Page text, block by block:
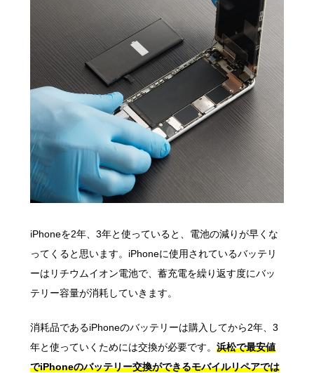
iPhoneを2年、3年と使っていると、電池の減りが早くな
ってくると思います。iPhoneに使用されているバッテリ
ーはリチウムイオン電池で、蓄充電を繰り返す度にバッ
テリー容量が消耗していきます。
消耗品であるiPhoneのバッテリーは購入してから2年、3
年と使っていくためには交換が必要です。 浜松で最安値
でiPhoneのバッテリー交換ができるモバイルリペアでは